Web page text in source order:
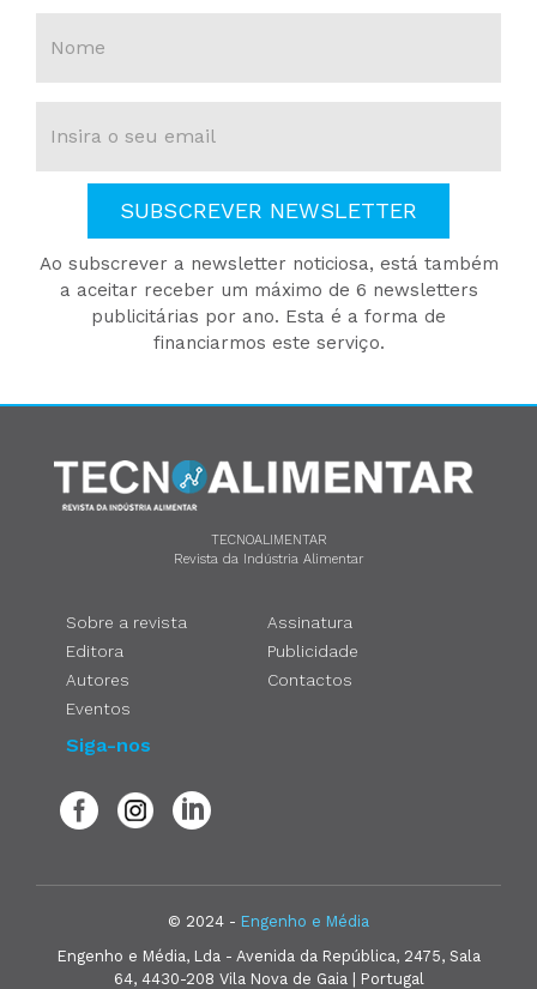
SUBSCREVER NEWSLETTER
Ao subscrever a newsletter noticiosa, está também
a aceitar receber um máximo de 6 newsletters
publicitárias por ano. Esta é a forma de
financiarmos este serviço.
TECNOALIMENTAR
Revista da Indústria Alimentar
Sobre a revista
Editora
Autores
Eventos
Assinatura
Publicidade
Contactos
Siga-nos
© 2024 - Engenho e Média
Engenho e Média, Lda - Avenida da República, 2475, Sala
64, 4430-208 Vila Nova de Gaia | Portugal